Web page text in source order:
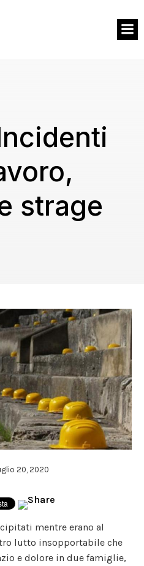
strage
20, 2020
mentre erano al
lutto insopportabile che
e dolore in due famiglie,